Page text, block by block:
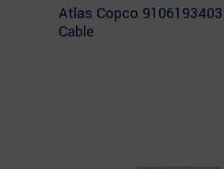
Atlas Copco 9106193403
Cable